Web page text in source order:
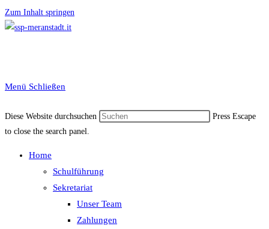
Zum Inhalt springen
Menü Schließen
Diese Website durchsuchen
Press Escape
to close the search panel.
Home
Schulführung
Sekretariat
Unser Team
Zahlungen